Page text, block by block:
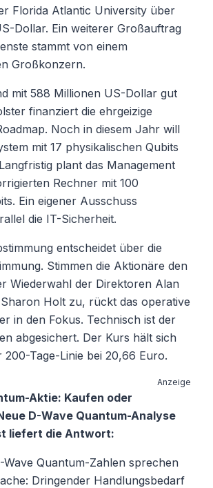
Florida Atlantic University über
Dollar. Ein weiterer Großauftrag
stammt von einem
Großkonzern.
mit 588 Millionen US-Dollar gut
finanziert die ehrgeizige
Noch in diesem Jahr will
mit 17 physikalischen Qubits
plant das Management
Rechner mit 100
Ein eigener Ausschuss
die IT-Sicherheit.
entscheidet über die
Stimmen die Aktionäre den
Wiederwahl der Direktoren Alan
Holt zu, rückt das operative
in den Fokus. Technisch ist der
abgesichert. Der Kurs hält sich
200-Tage-Linie bei 20,66 Euro.
Anzeige
Aktie: Kaufen oder
D-Wave Quantum-Analyse
liefert die Antwort:
Wave Quantum-Zahlen sprechen
Dringender Handlungsbedarf